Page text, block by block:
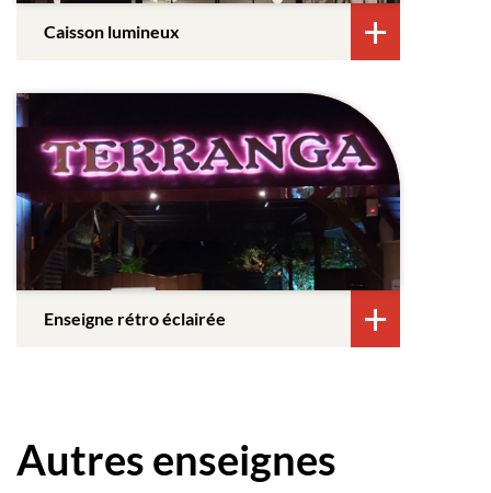
Caisson lumineux
Enseigne rétro éclairée
Autres enseignes